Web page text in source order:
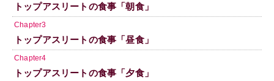
トップアスリートの食事「朝食」
Chapter3
トップアスリートの食事「昼食」
Chapter4
トップアスリートの食事「夕食」